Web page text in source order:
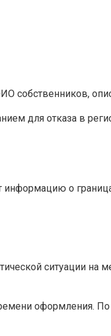
собственников,
для отказа в
о
ситуации
оформления.